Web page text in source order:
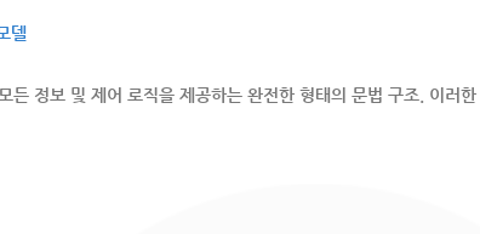
델
든 정보 및 제어 로직을 제공하는 완전한 형태의 문법 구조. 이러한